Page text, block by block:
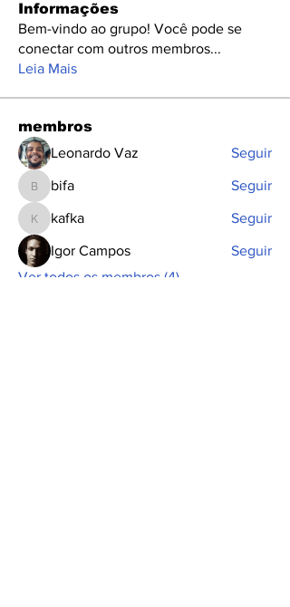
Informações
Bem-vindo ao grupo! Você pode se
conectar com outros membros...
Leia Mais
membros
Leonardo Vaz
Seguir
bifa
bifa Seguir
kafka
kafka Seguir
Igor Campos
Seguir
Ver todos os membros (4)